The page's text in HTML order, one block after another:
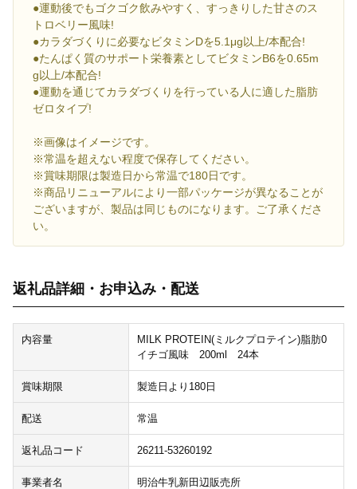
●運動後でもゴクゴク飲みやすく、すっきりした甘さのス
トロベリー風味!
●カラダづくりに必要なビタミンDを5.1μg以上/本配合!
●たんぱく質のサポート栄養素としてビタミンB6を0.65m
g以上/本配合!
●運動を通じてカラダづくりを行っている人に適した脂肪
ゼロタイプ!
※画像はイメージです。
※常温を超えない程度で保存してください。
※賞味期限は製造日から常温で180日です。
※商品リニューアルにより一部パッケージが異なることが
ございますが、製品は同じものになります。ご了承くださ
い。
返礼品詳細・お申込み・配送
内容量
MILK PROTEIN(ミルクプロテイン)脂肪0
イチゴ風味 200ml 24本
賞味期限 製造日より180日
配送 常温
返礼品コード 26211-53260192
事業者名 明治牛乳新田辺販売所